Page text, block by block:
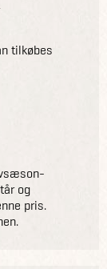
tilkøbes
og
pris.